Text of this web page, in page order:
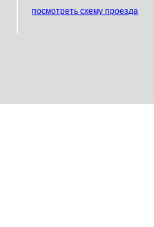
посмотреть схему проезда